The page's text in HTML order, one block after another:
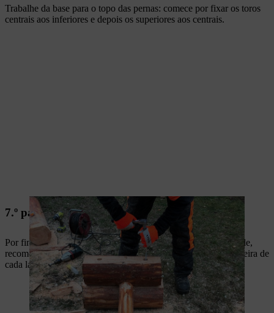
Trabalhe da base para o topo das pernas: comece por fixar os toros
centrais aos inferiores e depois os superiores aos centrais.
7.º passo: instalar o tampo
Por fim, tem de fixar o tampo às pernas. Para maior estabilidade,
recomendamos que fixe cada tábua com 2 parafusos para madeira de
cada lado.